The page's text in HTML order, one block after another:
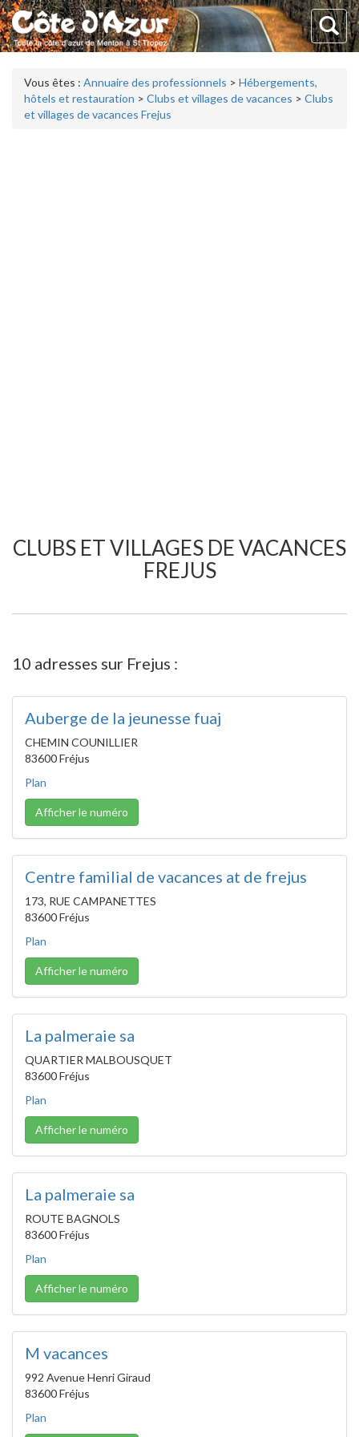
Vous êtes : Annuaire des professionnels > Hébergements,
hôtels et restauration > Clubs et villages de vacances > Clubs
et villages de vacances Frejus
CLUBS ET VILLAGES DE VACANCES
FREJUS
10 adresses sur Frejus :
Auberge de la jeunesse fuaj
CHEMIN COUNILLIER
83600 Fréjus
Plan
Afficher le numéro
Centre familial de vacances at de frejus
173, RUE CAMPANETTES
83600 Fréjus
Plan
Afficher le numéro
La palmeraie sa
QUARTIER MALBOUSQUET
83600 Fréjus
Plan
Afficher le numéro
La palmeraie sa
ROUTE BAGNOLS
83600 Fréjus
Plan
Afficher le numéro
M vacances
992 Avenue Henri Giraud
83600 Fréjus
Plan